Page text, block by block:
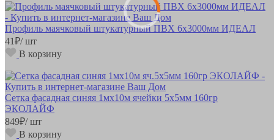
Профиль маячковый штукатурный ПВХ 6х3000мм ИДЕАЛ
41₽/ шт
В корзину
Сетка фасадная синяя 1мx10м ячейки 5x5мм 160гр
ЭКОЛАЙФ
849₽/ шт
В корзину